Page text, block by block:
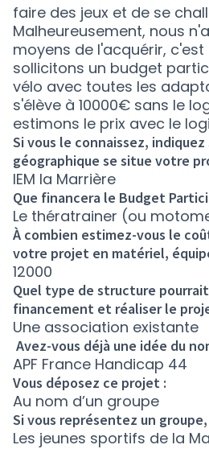
faire des jeux et de se
Malheureusement, nous
moyens de l'acquérir,
sollicitons un budget
vélo avec toutes les
s'élève à 10000€ sans le
estimons le prix avec le
Si vous le connaissez,
géographique se situe votre
IEM la Marrière
Que financera le Budget
Le thératrainer (ou
À combien estimez-vous le
votre projet en matériel,
12000
Quel type de structure
financement et réaliser le
Une association existante
Avez-vous déjà une idée du
APF France Handicap 44
Vous déposez ce projet :
Au nom d’un groupe
Si vous représentez un
Les jeunes sportifs de la